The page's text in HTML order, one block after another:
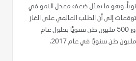
يبلغ 4% سنوياً، وهو ما يمثل ضعف معدل النمو في
إلى أن الطلب العالمي على الغاز
الطبيعي المسال سيتجاوز 500 مليون طن سنويًا بحلول عام